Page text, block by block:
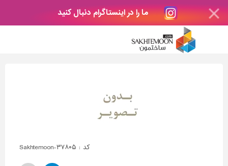
ما را در اینستاگرام دنبال کنید
کد : Sakhtemoon-۳۷۸۰۵